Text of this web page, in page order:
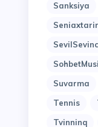
Sanksiya
Suvarma
Tennis
Tvinninq